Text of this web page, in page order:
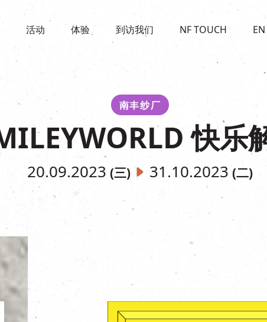
活动
世界之約
体验
走进南丰纱厂
CHAT六厂
到访我们
开放时间及位置
穿梭巴士服务
NF TOUCH EN
南丰纱厂
快乐
20.09.2023 (三) 31.10.2023 (二)